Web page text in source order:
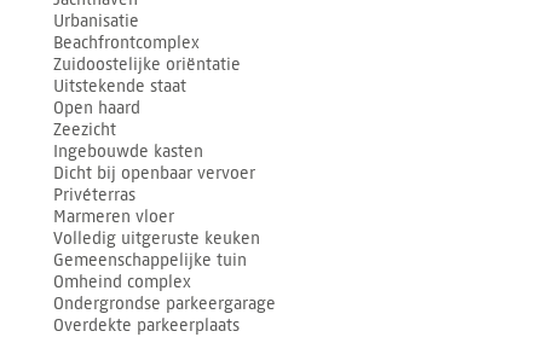
Urbanisatie
Beachfrontcomplex
Zuidoostelijke oriëntatie
Uitstekende staat
Open haard
Zeezicht
Ingebouwde kasten
Dicht bij openbaar vervoer
Privéterras
Marmeren vloer
Volledig uitgeruste keuken
Gemeenschappelijke tuin
Omheind complex
Ondergrondse parkeergarage
Overdekte parkeerplaats